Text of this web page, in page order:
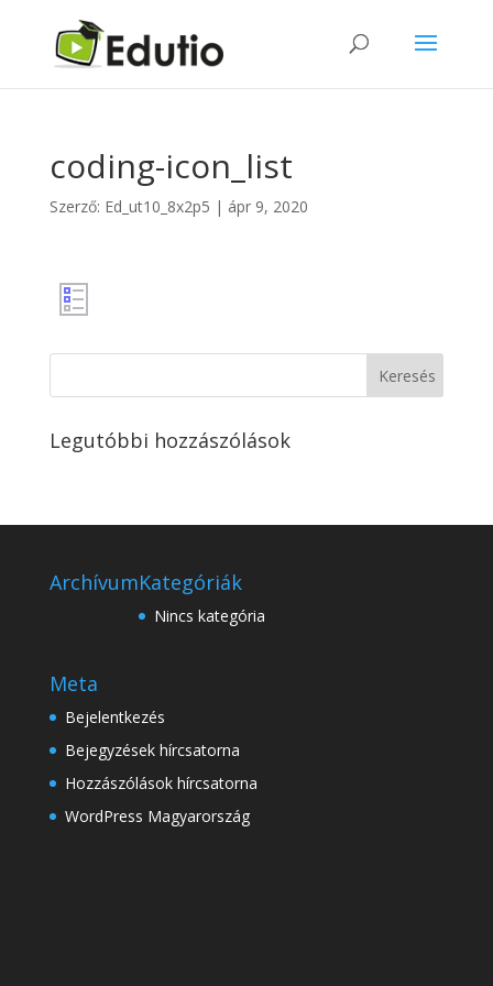
coding-icon_list
Szerző: Ed_ut10_8x2p5 | ápr 9, 2020
Legutóbbi hozzászólások
ArchívumKategóriák
Nincs kategória
Meta
Bejelentkezés
Bejegyzések hírcsatorna
Hozzászólások hírcsatorna
WordPress Magyarország